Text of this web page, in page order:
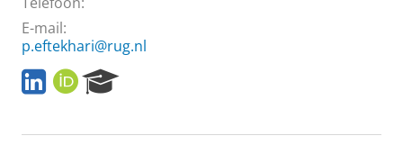
E-mail:
p.eftekhari@rug.nl
L
i
k
O
R
I
e